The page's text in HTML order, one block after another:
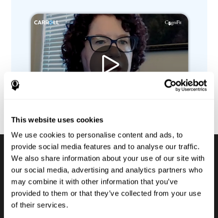
This website uses cookies
We use cookies to personalise content and ads, to
provide social media features and to analyse our traffic.
We also share information about your use of our site with
our social media, advertising and analytics partners who
may combine it with other information that you’ve
provided to them or that they’ve collected from your use
of their services.
Batteries d'évaluation
cognitive numérique